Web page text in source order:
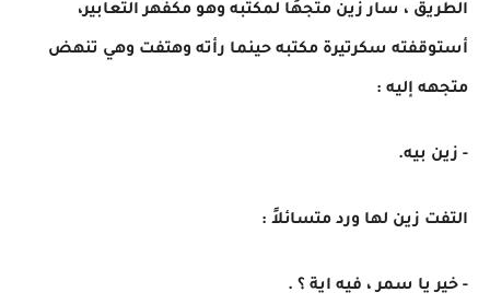
الطريق ، سار زين متجهًا لمكتبه وهو مكفهر التعابير،
أستوقفته سكرتيرة مكتبه حينما رأته وهتفت وهي تنهض
متجهه إليه :
- زين بيه.
التفت زين لها ورد متسائلاً :
- خير يا سمر ، فيه اية ؟ .